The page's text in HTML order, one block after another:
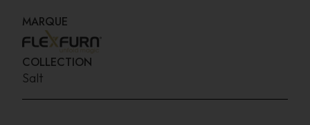
MARQUE
COLLECTION
Salt